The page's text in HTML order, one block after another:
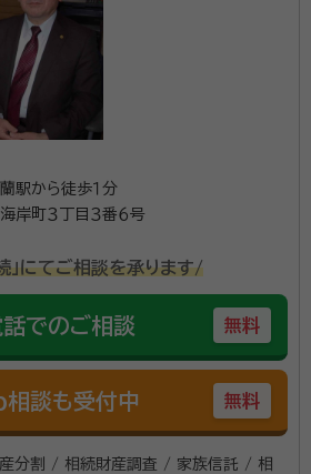
駅から徒歩１分
岸町３丁目３番６号
」にてご相談を承ります/
でのご相談 無料
談も受付中 無料
分割 / 相続財産調査 / 家族信託 / 相